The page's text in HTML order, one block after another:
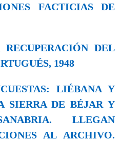
FACTICIAS DE
DEL
1948
LIÉBANA Y
SIERRA DE BÉJAR Y
LLEGAN
AL ARCHIVO.